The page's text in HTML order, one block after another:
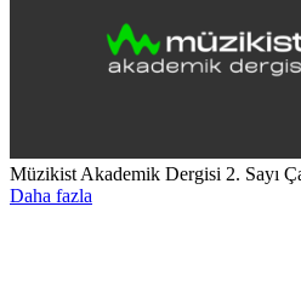
Müzikist Akademik Dergisi 2. Sayı
Daha fazla